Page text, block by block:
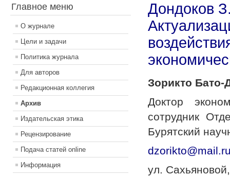
Главное меню
О журнале
Цели и задачи
Политика журнала
Для авторов
Редакционная коллегия
Архив
Издательская этика
Рецензирование
Подача статей online
Информация
Дондоков
Зорикто
Доктор
сотрудник
Бурятский
ул.